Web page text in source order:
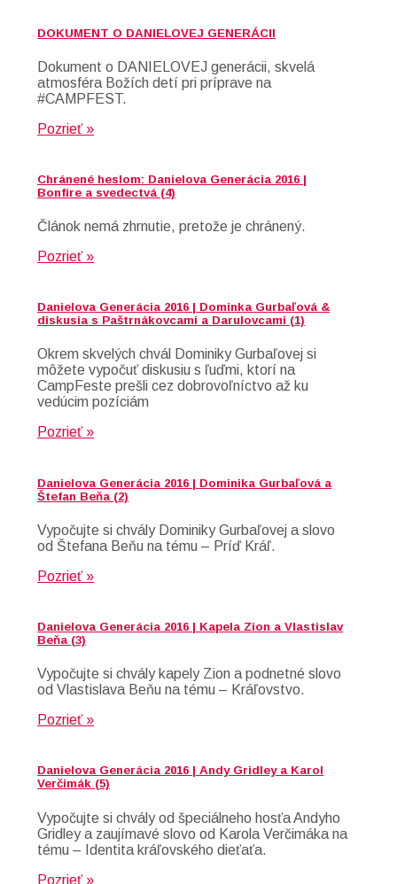
DOKUMENT O DANIELOVEJ GENERÁCII
Dokument o DANIELOVEJ generácii, skvelá
atmosféra Božích detí pri príprave na
#CAMPFEST.
Pozrieť »
Chránené heslom: Danielova Generácia 2016 |
Bonfire a svedectvá (4)
Článok nemá zhrnutie, pretože je chránený.
Pozrieť »
Danielova Generácia 2016 | Dominka Gurbaľová &
diskusia s Paštrnákovcami a Darulovcami (1)
Okrem skvelých chvál Dominiky Gurbaľovej si
môžete vypočuť diskusiu s ľuďmi, ktorí na
CampFeste prešli cez dobrovoľníctvo až ku
vedúcim pozíciám
Pozrieť »
Danielova Generácia 2016 | Dominika Gurbaľová a
Štefan Beňa (2)
Vypočujte si chvály Dominiky Gurbaľovej a slovo
od Štefana Beňu na tému – Príď Kráľ.
Pozrieť »
Danielova Generácia 2016 | Kapela Zion a Vlastislav
Beňa (3)
Vypočujte si chvály kapely Zion a podnetné slovo
od Vlastislava Beňu na tému – Kráľovstvo.
Pozrieť »
Danielova Generácia 2016 | Andy Gridley a Karol
Verčimák (5)
Vypočujte si chvály od špeciálneho hosťa Andyho
Gridley a zaujímavé slovo od Karola Verčimáka na
tému – Identita kráľovského dieťaťa.
Pozrieť »